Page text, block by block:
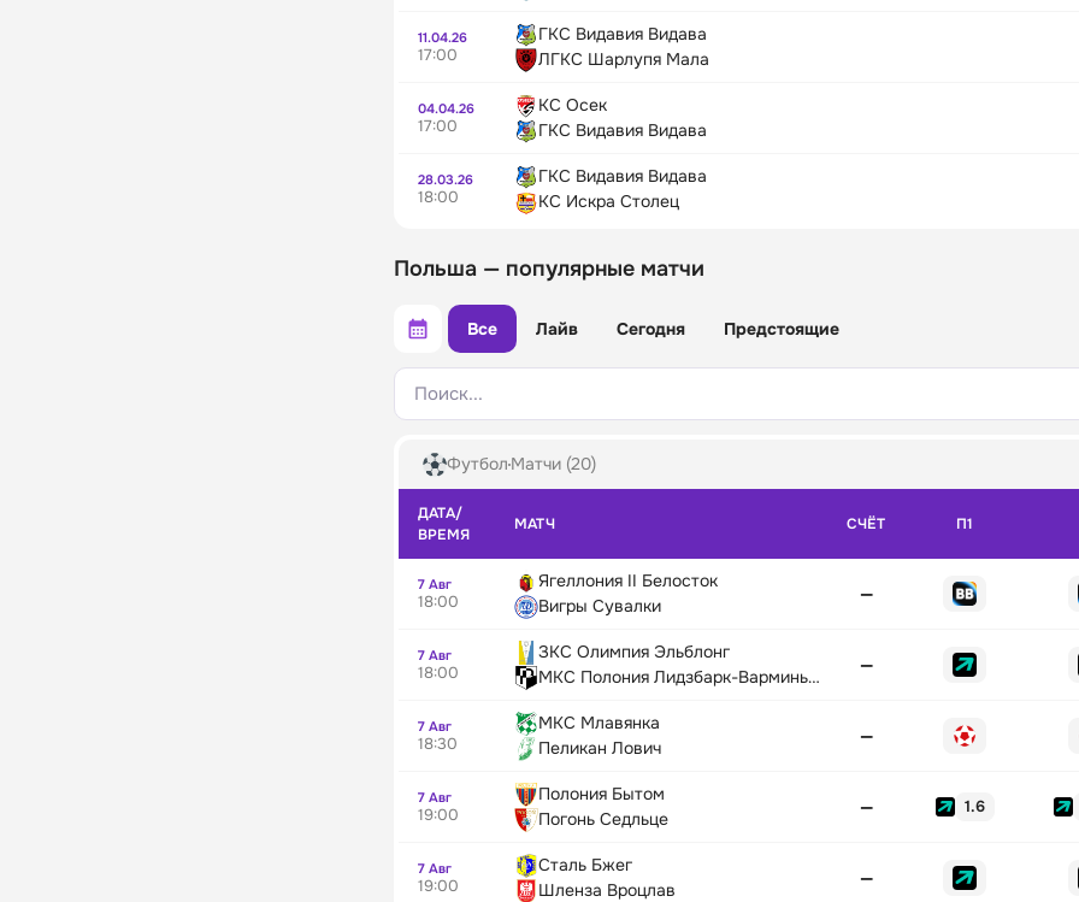
11.04.26
17:00
ГКС Видавия Видава
ЛГКС Шарлупя Мала
04.04.26
17:00
КС Осек
ГКС Видавия Видава
28.03.26
18:00
ГКС Видавия Видава
КС Искра Столец
Польша — популярные матчи
Все Лайв Сегодня Предстоящие
Поиск...
Футбол Матчи (20)
ДАТА/
ВРЕМЯ
МАТЧ СЧЁТ П1
7 Авг
18:00
Ягеллония II Белосток
Вигры Сувалки
—
7 Авг
18:00
ЗКС Олимпия Эльблонг
МКС Полония Лидзбарк-Варминьски
—
7 Авг
18:30
МКC Млавянка
Пеликан Лович
—
7 Авг
19:00
Полония Бытом
Погонь Седльце
— 1.6
7 Авг
19:00
Сталь Бжег
Шленза Вроцлав
—